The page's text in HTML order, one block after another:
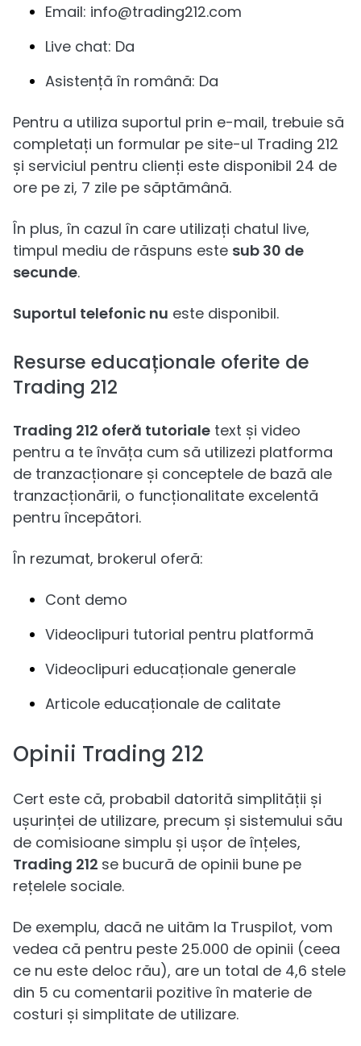
Email: info@trading212.com
Live chat: Da
Asistență în română: Da
Pentru a utiliza suportul prin e-mail, trebuie să
completați un formular pe site-ul Trading 212
și serviciul pentru clienți este disponibil 24 de
ore pe zi, 7 zile pe săptămână.
În plus, în cazul în care utilizați chatul live,
timpul mediu de răspuns este sub 30 de
secunde.
Suportul telefonic nu este disponibil.
Resurse educaționale oferite de
Trading 212
Trading 212 oferă tutoriale text și video
pentru a te învăța cum să utilizezi platforma
de tranzacționare și conceptele de bază ale
tranzacționării, o funcționalitate excelentă
pentru începători.
În rezumat, brokerul oferă:
Cont demo
Videoclipuri tutorial pentru platformă
Videoclipuri educaționale generale
Articole educaționale de calitate
Opinii Trading 212
Cert este că, probabil datorită simplității și
ușurinței de utilizare, precum și sistemului său
de comisioane simplu și ușor de înțeles,
Trading 212 se bucură de opinii bune pe
rețelele sociale.
De exemplu, dacă ne uităm la Truspilot, vom
vedea că pentru peste 25.000 de opinii (ceea
ce nu este deloc rău), are un total de 4,6 stele
din 5 cu comentarii pozitive în materie de
costuri și simplitate de utilizare.